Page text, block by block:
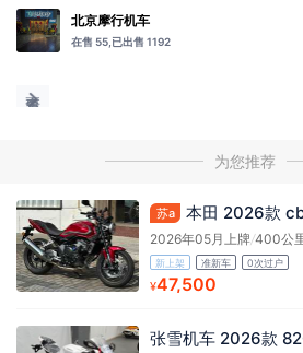
北京摩行机车
在售 55, 已出售 1192
为您推荐
苏a 本田 2026款
2026年05月上牌/400公
新上架 准新车 0次过户
¥47,500
张雪机车 2026款